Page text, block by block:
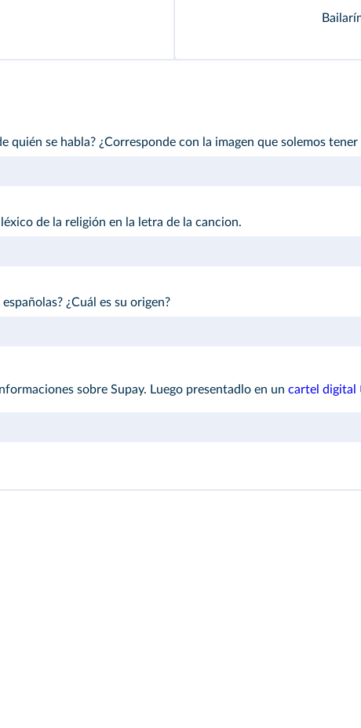
quién se habla? ¿Corresponde con la imagen que solemos tener
de la religión en la letra de la cancion.
¿Cuál es su origen?
sobre Supay. Luego presentadlo en un cartel digital